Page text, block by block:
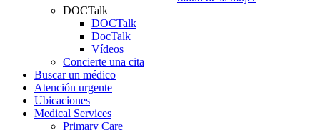
DOCTalk
DOCTalk
DocTalk
Vídeos
Concierte una cita
Buscar un médico
Atención urgente
Ubicaciones
Medical Services
Primary Care